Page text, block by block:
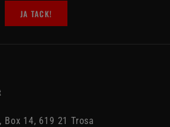
JA TACK!
14, 619 21 Trosa